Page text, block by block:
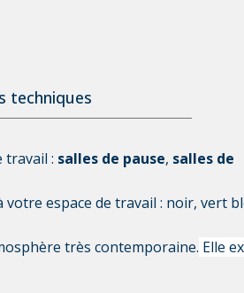
techniques
: salles de pause, salles de
espace de travail : noir, vert
très contemporaine. Elle